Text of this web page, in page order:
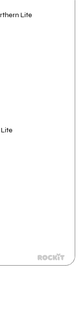
Lite